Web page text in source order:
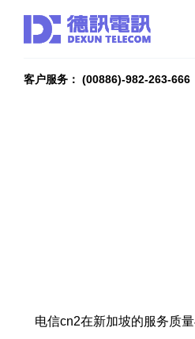
客户服务： (00886)-982-263-666
电信cn2在新加坡的服务质